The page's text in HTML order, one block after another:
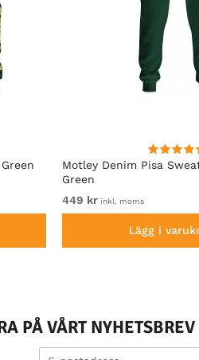
Motley Denim Pisa
Green
449 kr inkl. moms
Lägg i
PÅ VÅRT